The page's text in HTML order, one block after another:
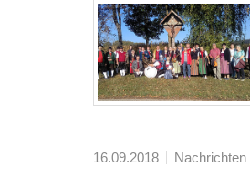
16.09.2018 Nachrichten